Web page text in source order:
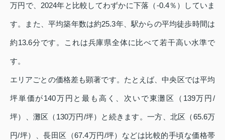
万円で、2024年と比較してわずかに下落（‑0.4％）していま
す。また、平均築年数は約25.3年、駅からの平均徒歩時間は
約13.6分です。これは兵庫県全体に比べて若干高い水準で
す。
エリアごとの価格差も顕著です。たとえば、中央区では平均
坪単価が140万円と最も高く、次いで東灘区（139万円/
坪）、灘区（130万円/坪）と続きます。一方、北区（65.6万
円/坪）、長田区（67.4万円/坪）などは比較的手頃な価格帯